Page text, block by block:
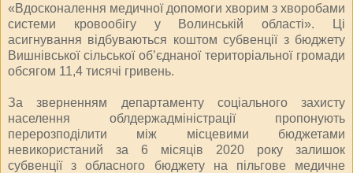
«Вдосконалення медичної допомоги хворим з хворобами
системи кровообігу у Волинській області». Ці
асигнування відбуваються коштом субвенції з бюджету
Вишнівської сільської об’єднаної територіальної громади
обсягом 11,4 тисячі гривень.
За зверненням департаменту соціального захисту
населення облдержадміністрації пропонують
перерозподілити між місцевими бюджетами
невикористаний за 6 місяців 2020 року залишок
субвенції з обласного бюджету на пільгове медичне